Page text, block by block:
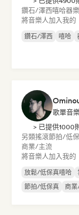
鑽石/澤西嘻哈器
將音樂人加入我的
鑽石/澤西 嘻哈
歌單音
> 已提供1000
另類搖滾節拍/低
商業/主流
將音樂人加入我的
放鬆/低保真嘻哈
節拍/低保真
商